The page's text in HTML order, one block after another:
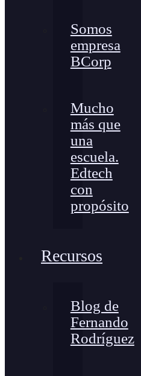
Somos
empresa
BCorp
Mucho
más que
una
escuela.
Edtech
con
propósito
Recursos
Blog de
Fernando
Rodríguez